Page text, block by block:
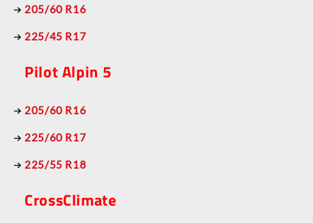
205/60 R16
225/45 R17
Pilot Alpin 5
205/60 R16
225/60 R17
225/55 R18
CrossClimate